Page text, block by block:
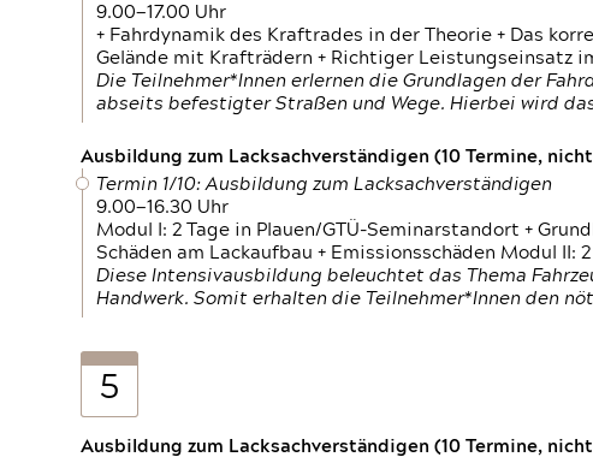
9.00—17.00 Uhr
+ Fahrdynamik des Kraftrades in der Theorie + Das
Gelände mit Krafträdern + Richtiger Leistungseinsatz
Die Teilnehmer*Innen erlernen die Grundlagen der
abseits befestigter Straßen und Wege. Hierbei wird
Ausbildung zum Lacksachverständigen (10 Termine,
Termin 1/10: Ausbildung zum Lacksachverständigen
9.00—16.30 Uhr
Modul I: 2 Tage in Plauen/GTÜ-Seminarstandort +
Schäden am Lackaufbau + Emissionsschäden Modul II:
Diese Intensivausbildung beleuchtet das Thema
Handwerk. Somit erhalten die Teilnehmer*Innen den
5
Ausbildung zum Lacksachverständigen (10 Termine,